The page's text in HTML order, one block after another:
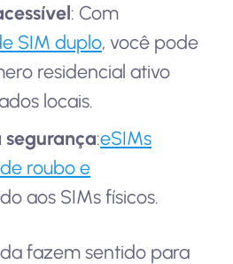
: Com
SIM duplo, você pode
residencial ativo
locais.
segurança:eSIMs
roubo e
aos SIMs físicos.
fazem sentido para